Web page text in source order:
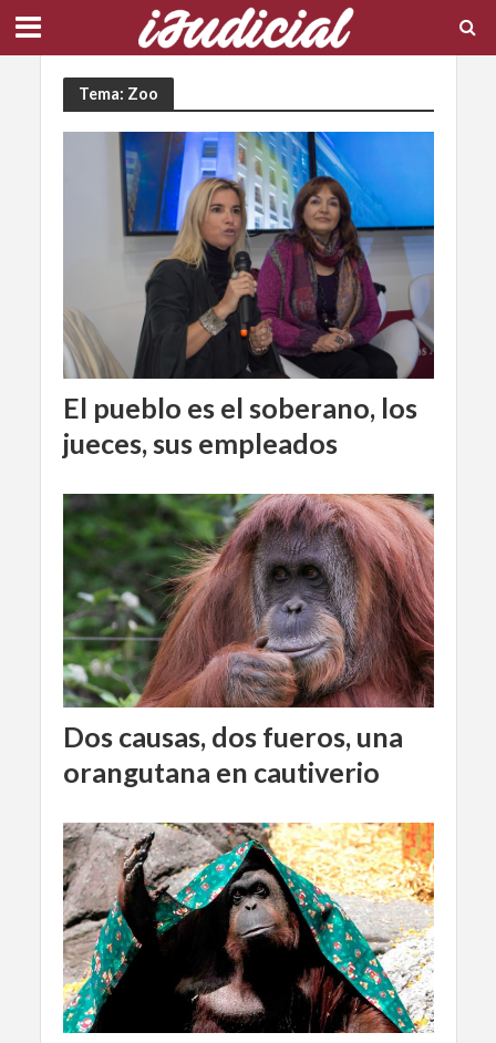
Tema: Zoo
El pueblo es el soberano, los
jueces, sus empleados
Dos causas, dos fueros, una
orangutana en cautiverio